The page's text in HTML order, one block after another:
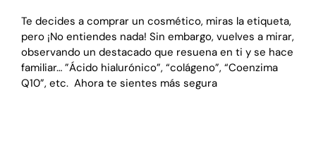
Te decides a comprar un cosmético, miras la etiqueta,
pero ¡No entiendes nada! Sin embargo, vuelves a mirar,
observando un destacado que resuena en ti y se hace
familiar… ”Ácido hialurónico”, “colágeno”, “Coenzima
Q10”, etc. Ahora te sientes más segura